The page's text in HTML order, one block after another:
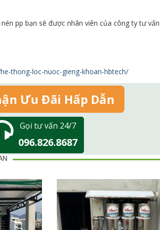
pp bạn sẽ được nhân viên của công ty tư
thong-loc-nuoc-gieng-khoan-hbtech/
Ưu Đãi Hấp Dẫn
Gọi tư vấn 24/7
096.826.8687